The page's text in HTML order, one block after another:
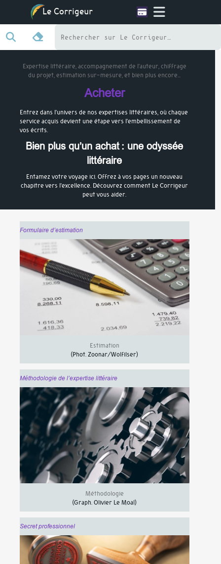
Le Corrigeur
Expertise littéraire, accompagnement de l’auteur, chiffrage
du projet, estimation sur-mesure, et bien plus encore…
Acheter
Entrez dans l’univers de nos expertises littéraires, où chaque
service acquis devient une étape vers l’embellissement de
vos écrits.
Bien plus qu’un achat : une odyssée
littéraire
Entamez votre voyage ici. Offrez à vos pages un nouveau
chapitre vers l’excellence. Découvrez comment Le Corrigeur
peut vous aider.
Formulaire d’estimation
Estimation
(Phot.Zoonar/Wolfilser)
Méthodologie de l’expertise littéraire
Méthodologie
(Graph.Olivier Le Moal)
Secret professionnel